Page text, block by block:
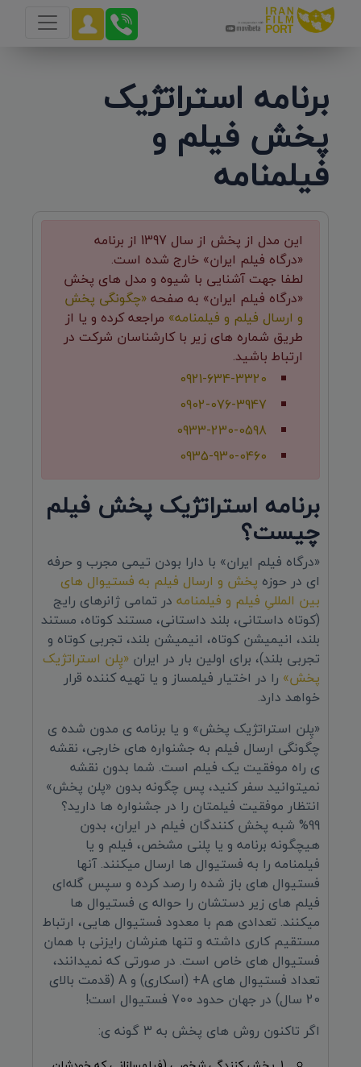
برنامه استراتژیک
پخش فیلم و
فیلمنامه
این مدل از پخش از سال 1397 از برنامه
«درگاه فیلم ایران» خارج شده است.
لطفا جهت آشنایی با شیوه و مدل های پخش
«درگاه فیلم ایران» به صفحه«چگونگی پخش
و ارسال فیلم و فیلمنامه» مراجعه کرده و یا از
طریق شماره های زیر با کارشناسان شرکت در
ارتباط باشید.
0921-634-3320
0902-076-3947
0933-230-0598
0935-930-0460
برنامه استراتژیک پخش فیلم
چیست؟
«درگاه فیلم ایران» با دارا بودن تیمی مجرب و حرفه
ای در حوزه پخش و ارسال فیلم به فستیوال های
بین المللیِ فیلم و فیلمنامه در تمامی ژانرهای رایج
(کوتاه داستانی، بلند داستانی، مستند کوتاه، مستند
بلند، انیمیشن کوتاه، انیمیشن بلند، تجربی کوتاه و
تجربی بلند)، برای اولین بار در ایران «پِلن استراتژیک
پخش» را در اختیار فیلمساز و یا تهیه کننده قرار
خواهد دارد.
«پِلن استراتژیک پخش» و یا برنامه ی مدون شده ی
چگونگی ارسال فیلم به جشنواره های خارجی، نقشه
ی راه موفقیت یک فیلم است. شما بدون نقشه
نمیتوانید سفر کنید، پس چگونه بدون «پلن پخش»
انتظار موفقیت فیلمتان را در جشنواره ها دارید؟
99% شبه پخش کنندگان فیلم در ایران، بدون
هیچگونه برنامه و یا پلنی مشخص، فیلم و یا
فیلمنامه را به فستیوال ها ارسال میکنند. آنها
فستیوال های باز شده را رصد کرده و سپس گله‌ای
فیلم های زیر دستشان را حواله ی فستیوال ها
میکنند. تعدادی هم با معدود فستیوال هایی، ارتباط
مستقیم کاری داشته و تنها هنرشان رایزنی با همان
فستیوال های خاص است. در صورتی که نمیدانند،
تعداد فستیوال های A+ (اسکاری) و A (قدمت بالای
20 سال) در جهان حدود 700 فستیوال است!
اگر تاکنون روش های پخش به 3 گونه ی: